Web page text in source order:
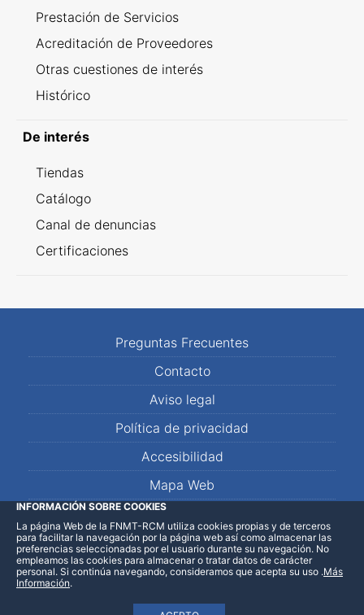
Prestación de Servicios
Acreditación de Proveedores
Otras cuestiones de interés
Histórico
De interés
Tiendas
Catálogo
Canal de denuncias
Certificaciones
Preguntas Frecuentes
Contacto
Aviso legal
Política de privacidad
Accesibilidad
Mapa Web
LinkedInFacebookWhatsApp
INFORMACIÓN SOBRE COOKIES
La página Web de la FNMT-RCM utiliza cookies propias y de terceros
para facilitar la navegación por la página web así como almacenar las
preferencias seleccionadas por el usuario durante su navegación. No
empleamos las cookies para almacenar o tratar datos de carácter
personal. Si continúa navegando, consideramos que acepta su uso .Más
Información.